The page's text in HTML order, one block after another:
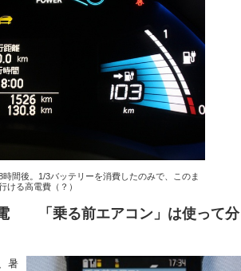
時間後。1/3バッテリーを消費したのみで、このま
ける高電費（？）
電 「乗る前エアコン」は使って分
暑